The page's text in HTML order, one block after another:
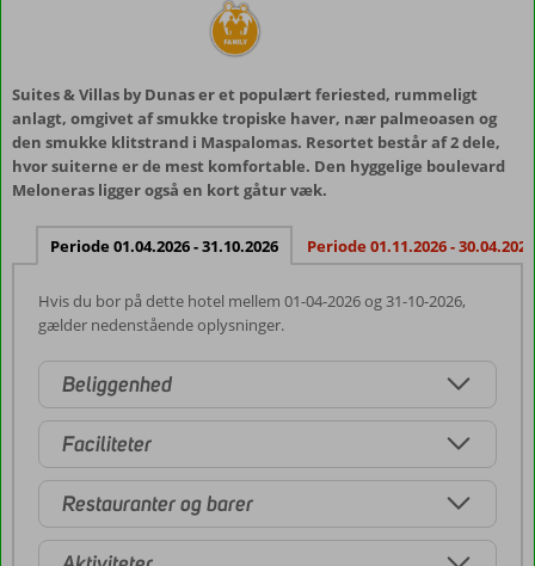
Suites & Villas by Dunas er et populært feriested, rummeligt
anlagt, omgivet af smukke tropiske haver, nær palmeoasen og
den smukke klitstrand i Maspalomas. Resortet består af 2 dele,
hvor suiterne er de mest komfortable. Den hyggelige boulevard
Meloneras ligger også en kort gåtur væk.
Periode 01.04.2026 - 31.10.2026 Periode 01.11.2026 - 30.04.2027
Hvis du bor på dette hotel mellem 01-04-2026 og 31-10-2026,
gælder nedenstående oplysninger.
Beliggenhed
Faciliteter
Restauranter og barer